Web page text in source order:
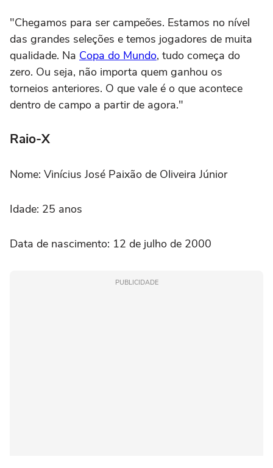
"Chegamos para ser campeões. Estamos no nível
das grandes seleções e temos jogadores de muita
qualidade. Na Copa do Mundo, tudo começa do
zero. Ou seja, não importa quem ganhou os
torneios anteriores. O que vale é o que acontece
dentro de campo a partir de agora."
Raio-X
Nome: Vinícius José Paixão de Oliveira Júnior
Idade: 25 anos
Data de nascimento: 12 de julho de 2000
PUBLICIDADE